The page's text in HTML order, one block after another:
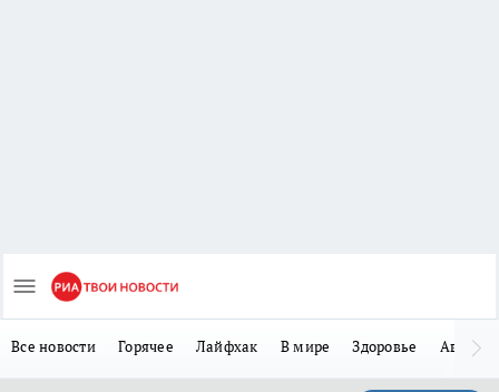
Все новости Горячее Лайфхак В мире Здоровье Авто